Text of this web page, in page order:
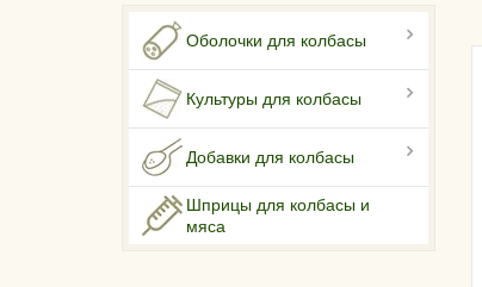
Оболочки для колбасы
Культуры для колбасы
Добавки для колбасы
Шприцы для колбасы и
мяса